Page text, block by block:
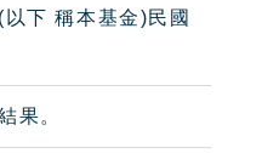
下 稱本基金)民國
果。